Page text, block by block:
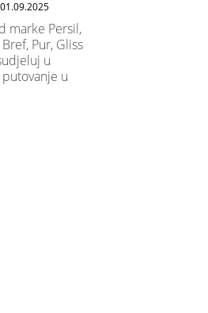
01.09.2025
marke Persil,
Pur, Gliss
u
u